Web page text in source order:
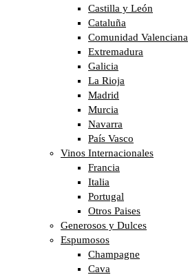
Castilla y León
Cataluña
Comunidad Valenciana
Extremadura
Galicia
La Rioja
Madrid
Murcia
Navarra
País Vasco
Vinos Internacionales
Francia
Italia
Portugal
Otros Paises
Generosos y Dulces
Espumosos
Champagne
Cava